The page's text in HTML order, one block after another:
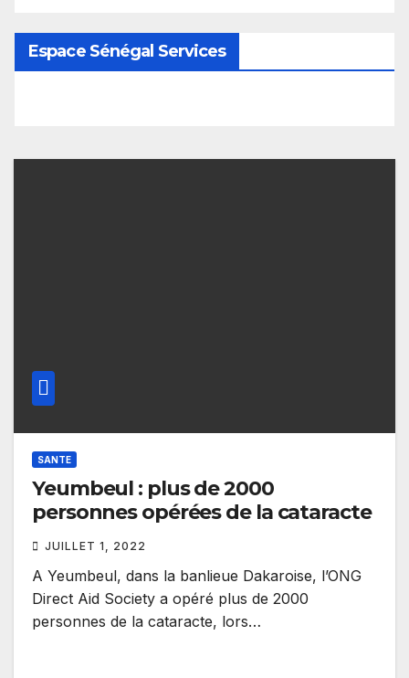
Espace Sénégal Services
SANTE
Yeumbeul : plus de 2000
personnes opérées de la cataracte
JUILLET 1, 2022
A Yeumbeul, dans la banlieue Dakaroise, l’ONG
Direct Aid Society a opéré plus de 2000
personnes de la cataracte, lors…